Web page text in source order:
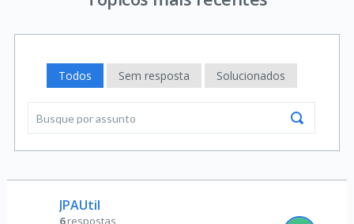
Todos Sem resposta Solucionados
JPAUtil
6 respostas